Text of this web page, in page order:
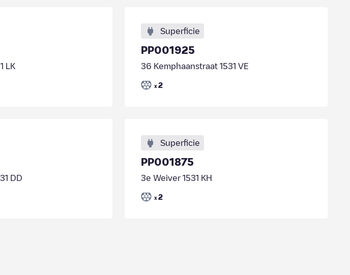
LK
Superficie
PP001925
36 Kemphaanstraat 1531 VE
x 2
DD
Superficie
PP001875
3e Weiver 1531 KH
x 2